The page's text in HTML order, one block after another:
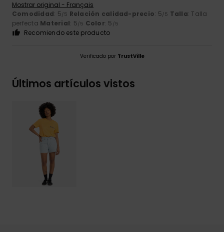
Mostrar original - Français
Comodidad: 5/5 Relación calidad-precio: 5/5 Talla: Talla
perfecta Material: 5/5 Color: 5 /5
Recomiendo este producto
Verificado por TrustVille
Últimos artículos vistos